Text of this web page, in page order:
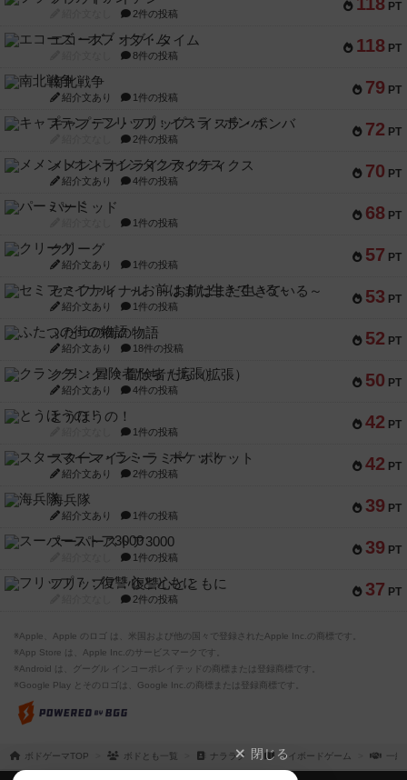
PT
2件の投稿
118 PT
エコーズ・オブ・タイム
8件の投稿
79 PT
南北戦争
紹介文あり 1件の投稿
72 PT
キャプテン・フリップ：イスラ・ボンバ
2件の投稿
70 PT
メメントオンラインタクティクス
紹介文あり 4件の投稿
68 PT
パーミッド
1件の投稿
57 PT
クリーグ
紹介文あり 1件の投稿
53 PT
セミファイナル ～お前はまだ生きている～
紹介文あり 1件の投稿
52 PT
ふたつの街の物語
紹介文あり 18件の投稿
50 PT
クランク! ：冒険者たち（拡張）
紹介文あり 4件の投稿
42 PT
とうほうの！
1件の投稿
42 PT
スターマイン・ラミー ポケット
紹介文あり 2件の投稿
39 PT
海兵隊
紹介文あり 1件の投稿
39 PT
スーパーストア3000
1件の投稿
37 PT
フリップ７：復讐心とともに
2件の投稿
※Apple、Apple のロゴ は、米国および他の国々で登録されたApple Inc.の商標です。
※App Store は、Apple Inc.のサービスマークです。
※Android は、グーグル インコーポレイテッドの商標または登録商標です。
※Google Play とそのロゴは、Google Inc.の商標または登録商標です。
ボドゲーマTOP ボドとも一覧 ナララク マイボードゲーム 一
閉じる